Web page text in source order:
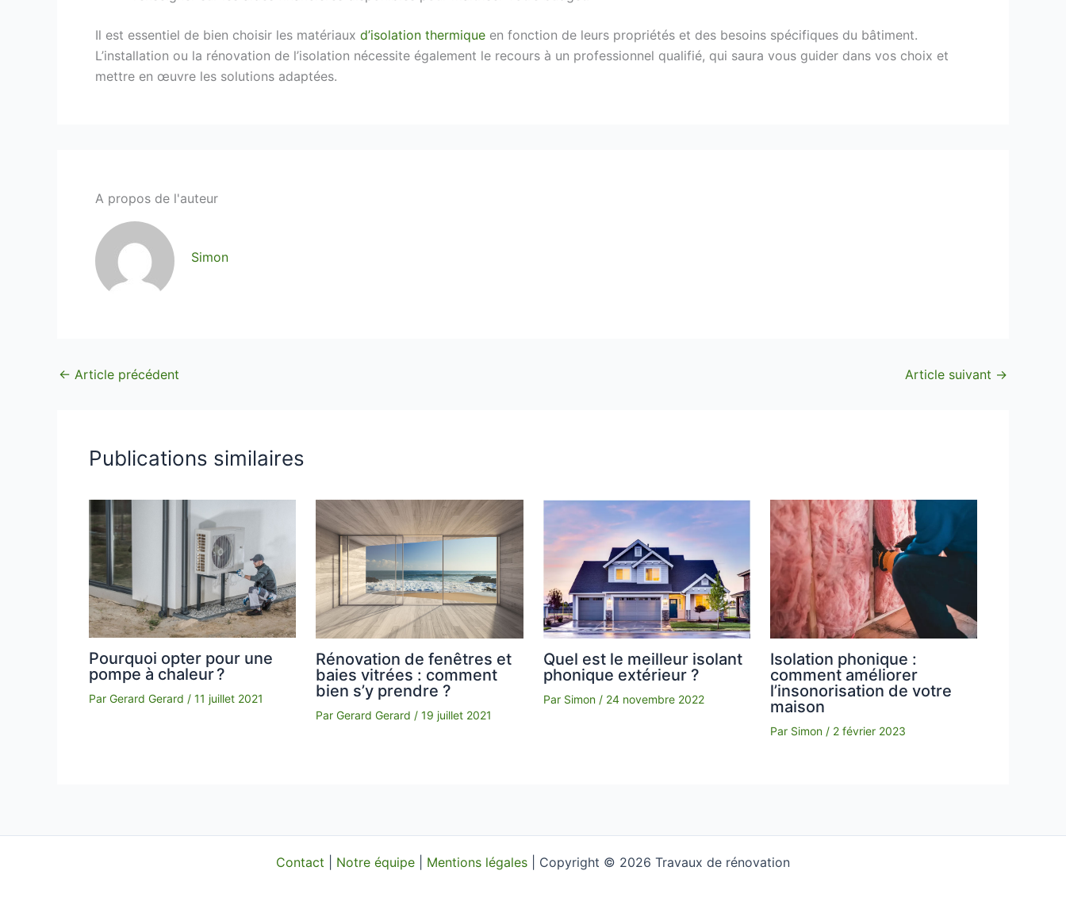
Il est essentiel de bien choisir les matériaux d’isolation thermique en fonction de leurs propriétés et des besoins spécifiques du bâtiment.
L’installation ou la rénovation de l’isolation nécessite également le recours à un professionnel qualifié, qui saura vous guider dans vos choix et
mettre en œuvre les solutions adaptées.
A propos de l'auteur
Simon
← Article précédent Article suivant →
Publications similaires
Pourquoi opter pour une
pompe à chaleur ?
Par Gerard Gerard / 11 juillet 2021
Rénovation de fenêtres et
baies vitrées : comment
bien s’y prendre ?
ParGerard Gerard /19 juillet 2021
Quel est le meilleur isolant
phonique extérieur ?
Par Simon / 24 novembre 2022
Isolation phonique :
comment améliorer
l’insonorisation de votre
maison
Par Simon / 2 février 2023
Contact Notre équipe Mentions légales | Copyright © 2026 Travaux de rénovation